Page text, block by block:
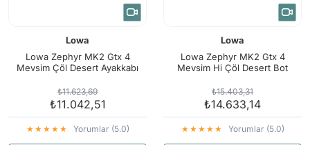
Lowa
Lowa Zephyr MK2 Gtx 4
Mevsim Çöl Desert Ayakkabı
₺11.623,69
₺11.042,51
Yorumlar (5.0)
Lowa
Lowa Zephyr MK2 Gtx 4
Mevsim Hi Çöl Desert Bot
₺15.403,31
₺14.633,14
Yorumlar (5.0)